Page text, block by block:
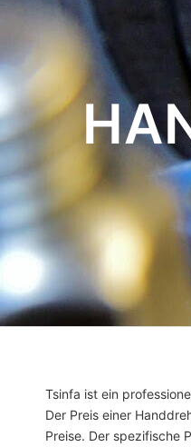
Tsinfa ist ein
Der Preis einer
Preise. Der spezifische